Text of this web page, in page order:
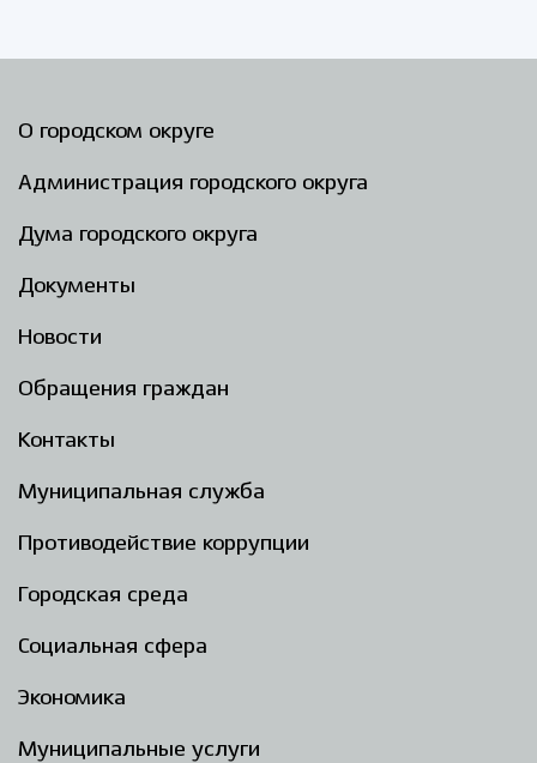
О городском округе
Администрация городского округа
Дума городского округа
Документы
Новости
Обращения граждан
Контакты
Муниципальная служба
Противодействие коррупции
Городская среда
Социальная сфера
Экономика
Муниципальные услуги